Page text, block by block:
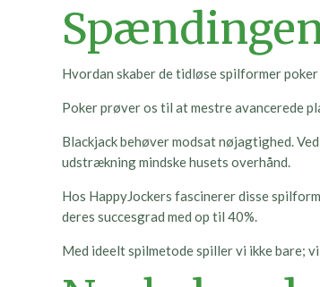
Hvordan skaber de tidløse spilformer
Poker prøver os til at mestre avancerede
Blackjack behøver modsat nøjagtighed.
udstrækning mindske husets overhånd.
Hos HappyJockers fascinerer disse
deres succesgrad med op til 40%.
Med ideelt spilmetode spiller vi ikke bare;